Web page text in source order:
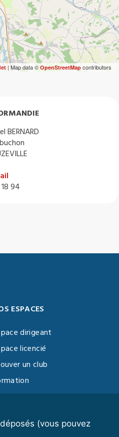
(vous pouvez
| Map data © OpenStreetMapcontributors
BERNARD
18 94
ESPACES
dirigeant
licencié
un club